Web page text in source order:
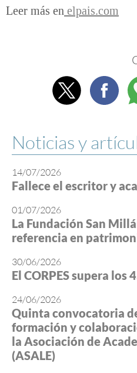
Leer más en elpais.com
Twitter
Noticias y
14/07/2026
Fallece el escritor y
01/07/2026
La Fundación San
referencia en
30/06/2026
El CORPES supera
24/06/2026
Quinta convocatoria
formación y
la Asociación de
(ASALE)